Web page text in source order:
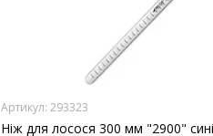
293323
Ніж для лосося 300 мм "2900"